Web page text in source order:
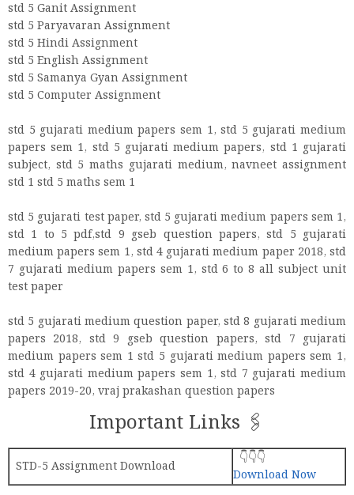
std 5 Ganit Assignment
std 5 Paryavaran Assignment
std 5 Hindi Assignment
std 5 English Assignment
std 5 Samanya Gyan Assignment
std 5 Computer Assignment
std 5 gujarati medium papers sem 1, std 5 gujarati medium
papers sem 1, std 5 gujarati medium papers, std 1 gujarati
subject, std 5 maths gujarati medium, navneet assignment
std 1 std 5 maths sem 1
std 5 gujarati test paper, std 5 gujarati medium papers sem 1,
std 1 to 5 pdf,std 9 gseb question papers, std 5 gujarati
medium papers sem 1, std 4 gujarati medium paper 2018, std
7 gujarati medium papers sem 1, std 6 to 8 all subject unit
test paper
std 5 gujarati medium question paper, std 8 gujarati medium
papers 2018, std 9 gseb question papers, std 7 gujarati
medium papers sem 1 std 5 gujarati medium papers sem 1,
std 4 gujarati medium papers sem 1, std 7 gujarati medium
papers 2019-20, vraj prakashan question papers
Important Links 🖇️
STD-5 Assignment Download
👇👇👇
Download Now